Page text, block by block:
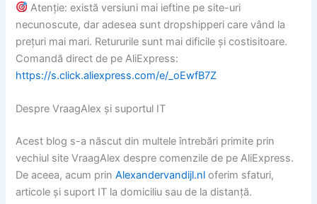
Atenție: există versiuni mai ieftine pe site-uri
necunoscute, dar adesea sunt dropshipperi care vând la
prețuri mai mari. Retururile sunt mai dificile și costisitoare.
Comandă direct de pe AliExpress:
https://s.click.aliexpress.com/e/_oEwfB7Z
Despre VraagAlex și suportul IT
Acest blog s-a născut din multele întrebări primite prin
vechiul site VraagAlex despre comenzile de pe AliExpress.
De aceea, acum prinAlexandervandijl.nl oferim sfaturi,
articole și suport IT la domiciliu sau de la distanță.